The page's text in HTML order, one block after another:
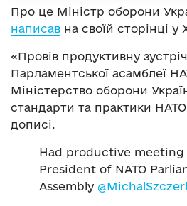
Про це Міністр оборони
написав на своїй сторінці у
«Провів продуктивну
Парламентської асамблеї
Міністерство оборони
стандарти та практики
дописі.
Had productive
President of NATO
Assembly